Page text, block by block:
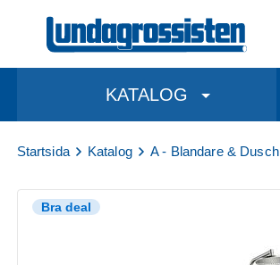
KATALOG
Startsida Katalog A - Blandare & Dusch
Bra deal